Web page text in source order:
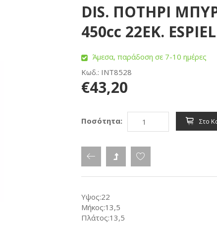
DIS. ΠΟΤΗΡΙ
450cc 22ΕΚ. ESPIEL
Άμεσα, παράδοση σε 7-10 ημέρες
Κωδ.: INT8528
€43,20
Ποσότητα: Στο
Υψος:22
Μήκος:13,5
Πλάτος:13,5